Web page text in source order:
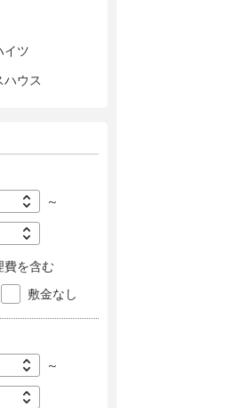
イツ
ハウス
～
費を含む
敷金なし
～